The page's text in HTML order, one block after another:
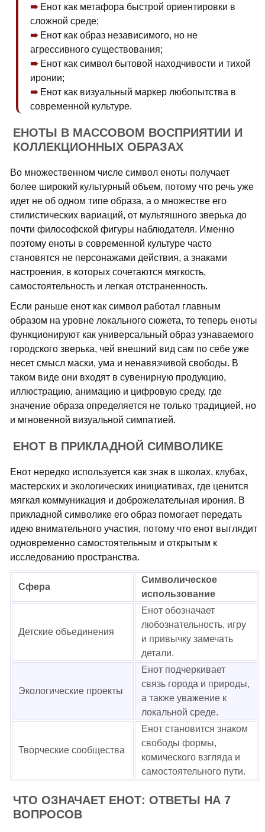
Енот как метафора быстрой ориентировки в
сложной среде;
Енот как образ независимого, но не
агрессивного существования;
Енот как символ бытовой находчивости и тихой
иронии;
Енот как визуальный маркер любопытства в
современной культуре.
ЕНОТЫ В МАССОВОМ ВОСПРИЯТИИ И
КОЛЛЕКЦИОННЫХ ОБРАЗАХ
Во множественном числе символ еноты получает
более широкий культурный объем, потому что речь уже
идет не об одном типе образа, а о множестве его
стилистических вариаций, от мультяшного зверька до
почти философской фигуры наблюдателя. Именно
поэтому еноты в современной культуре часто
становятся не персонажами действия, а знаками
настроения, в которых сочетаются мягкость,
самостоятельность и легкая отстраненность.
Если раньше енот как символ работал главным
образом на уровне локального сюжета, то теперь еноты
функционируют как универсальный образ узнаваемого
городского зверька, чей внешний вид сам по себе уже
несет смысл маски, ума и ненавязчивой свободы. В
таком виде они входят в сувенирную продукцию,
иллюстрацию, анимацию и цифровую среду, где
значение образа определяется не только традицией, но
и мгновенной визуальной симпатией.
ЕНОТ В ПРИКЛАДНОЙ СИМВОЛИКЕ
Енот нередко используется как знак в школах, клубах,
мастерских и экологических инициативах, где ценится
мягкая коммуникация и доброжелательная ирония. В
прикладной символике его образ помогает передать
идею внимательного участия, потому что енот выглядит
одновременно самостоятельным и открытым к
исследованию пространства.
Сфера
Символическое
использование
Детские объединения
Енот обозначает
любознательность, игру
и привычку замечать
детали.
Экологические проекты
Енот подчеркивает
связь города и природы,
а также уважение к
локальной среде.
Творческие сообщества
Енот становится знаком
свободы формы,
комического взгляда и
самостоятельного пути.
ЧТО ОЗНАЧАЕТ ЕНОТ: ОТВЕТЫ НА 7
ВОПРОСОВ